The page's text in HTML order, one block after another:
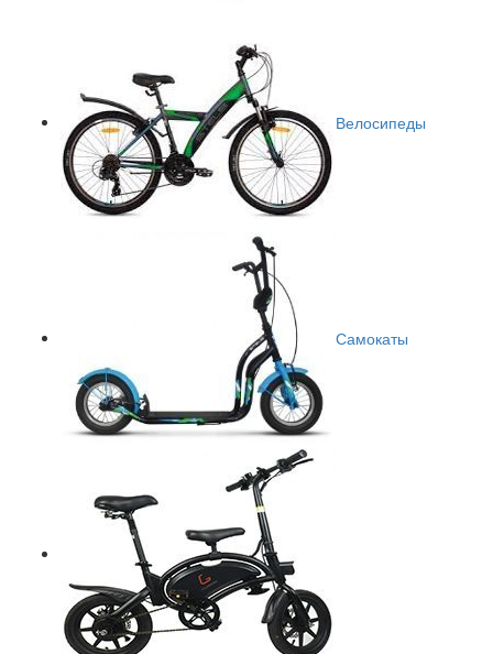
Велосипеды
Самокаты